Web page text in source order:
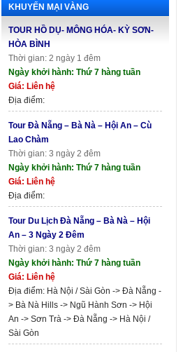
KHUYẾN MẠI VÀNG
TOUR HỒ DỤ- MÔNG HÓA- KỲ SƠN-
HÒA BÌNH
Thời gian: 2 ngày 1 đêm
Ngày khởi hành: Thứ 7 hàng tuần
Giá: Liên hệ
Địa điểm:
Tour Đà Nẵng – Bà Nà – Hội An – Cù
Lao Chàm
Thời gian: 3 ngày 2 đêm
Ngày khởi hành: Thứ 7 hàng tuần
Giá: Liên hệ
Địa điểm:
Tour Du Lịch Đà Nẵng – Bà Nà – Hội
An – 3 Ngày 2 Đêm
Thời gian: 3 ngày 2 đêm
Ngày khởi hành: Thứ 7 hàng tuần
Giá: Liên hệ
Địa điểm: Hà Nội / Sài Gòn -> Đà Nẵng -
> Bà Nà Hills -> Ngũ Hành Sơn -> Hội
An -> Sơn Trà -> Đà Nẵng -> Hà Nội /
Sài Gòn